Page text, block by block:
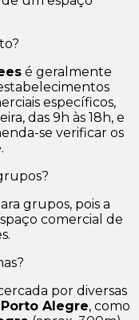
é geralmente
específicos,
das 9h às 18h, e
se verificar os
grupos, pois a
comercial de
por diversas
Porto Alegre, como